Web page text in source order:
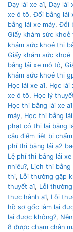
Dạy lái xe a1, Dạy lái
xe ô tô,Đổi bằng lái
bằng lái xe máy,Đổi
Giấy khám sức khoẻ
khám sức khoẻ thi
Giấy khám sức khoẻ
bằng lái xe mô tô,
khám sức khoẻ thi
Học lái xe a1, Học lái
xe ô tô, Học lý
Học thi bằng lái xe a1
máy, Học thi bằng
phạt có thi lại bằng
câu điểm liệt bị
phí thi bằng lái a2
Lệ phí thi bằng lái xe
nhiêu?, Lịch thi bằng
thi, Lỗi thường gặp
thuyết a1, Lỗi
thực hành a1, Lỗi
hồ sơ gốc làm lại
lại được không?,
8 được chạm chân